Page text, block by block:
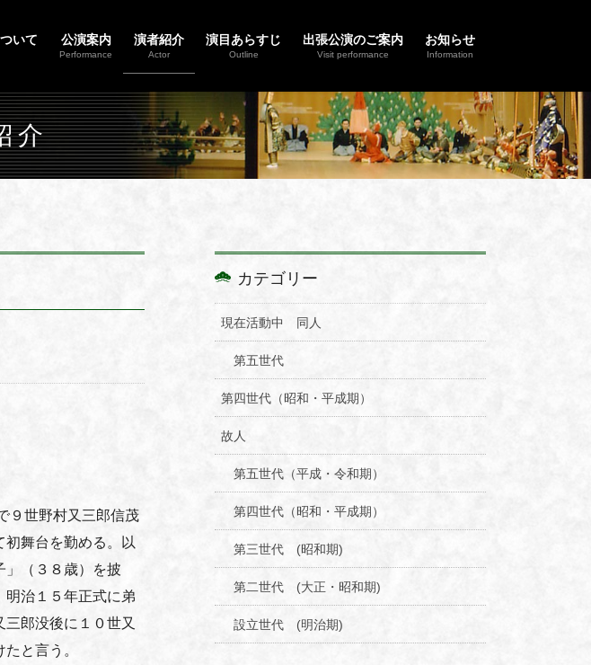
いて 公演案内
Performance
演者紹介
Actor
演目あらすじ
Outline
出張公演のご案内
Visit performance
お知らせ
Information
介
９世野村又三郎信茂
舞台を勤める。以
」（３８歳）を披
明治１５年正式に弟
郎没後に１０世又
と言う。
カテゴリー
現在活動中 同人
第五世代
第四世代（昭和・平成期）
故人
第五世代（平成・令和期）
第四世代（昭和・平成期）
第三世代 (昭和期)
第二世代 (大正・昭和期)
設立世代 (明治期)